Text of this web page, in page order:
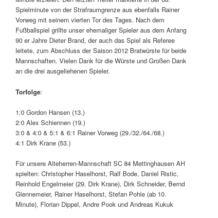
Spielminute von der Strafraumgrenze aus ebenfalls Rainer
Vorweg mit seinem vierten Tor des Tages. Nach dem
Fußballspiel grillte unser ehemaliger Spieler aus dem Anfang
90 er Jahre Dieter Brand, der auch das Spiel als Referee
leitete, zum Abschluss der Saison 2012 Bratwürste für beide
Mannschaften. Vielen Dank für die Würste und Großen Dank
an die drei ausgeliehenen Spieler.
Torfolge:
1:0 Gordon Hansen (13.)
2:0 Alex Schiennen (19.)
3:0 & 4:0 & 5:1 & 6:1 Rainer Vorweg (29./32./64./68.)
4:1 Dirk Krane (53.)
Für unsere Alteherren-Mannschaft SC 84 Mettinghausen AH
spielten: Christopher Haselhorst, Ralf Bode, Daniel Ristic,
Reinhold Engelmeier (29. Dirk Krane), Dirk Schneider, Bernd
Glennemeier, Rainer Haselhorst, Stefan Pohle (ab 10.
Minute), Florian Dippel, Andre Pook und Andreas Kukuk